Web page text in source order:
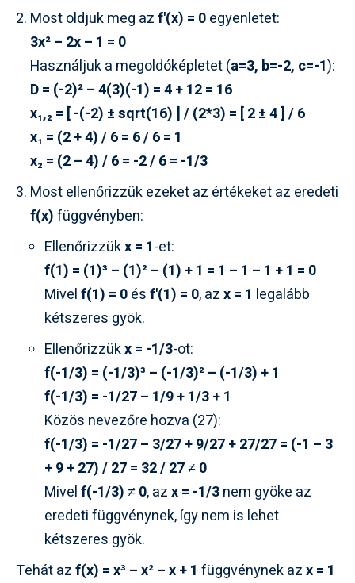
Most oldjuk meg azf'(x) = 0egyenletet:
3x² – 2x – 1 = 0
Használjuk a megoldóképletet (a=3, b=-2, c=-1):
D = (-2)² – 4(3)(-1) = 4 + 12 = 16
x₁,₂ = [ -(-2) ± sqrt(16) ] / (2*3) = [ 2 ± 4 ] / 6
x₁ = (2 + 4) / 6 = 6 / 6 = 1
x₂ = (2 – 4) / 6 = -2 / 6 = -1/3
Most ellenőrizzük ezeket az értékeket az eredeti
f(x)függvényben:
Ellenőrizzükx = 1-et:
f(1) = (1)³ – (1)² – (1) + 1 = 1 – 1 – 1 + 1 = 0
Mivelf(1) = 0ésf'(1) = 0, azx = 1 legalább
kétszeres gyök.
Ellenőrizzükx = -1/3-ot:
f(-1/3) = (-1/3)³ – (-1/3)² – (-1/3) + 1
f(-1/3) = -1/27 – 1/9 + 1/3 + 1
Közös nevezőre hozva (27):
f(-1/3) = -1/27 – 3/27 + 9/27 + 27/27 = (-1 – 3
+ 9 + 27) / 27 = 32 / 27 ≠ 0
Mivelf(-1/3) ≠ 0, azx = -1/3nem gyöke az
eredeti függvénynek, így nem is lehet
kétszeres gyök.
Tehát azf(x) = x³ – x² – x + 1 függvénynek azx = 1